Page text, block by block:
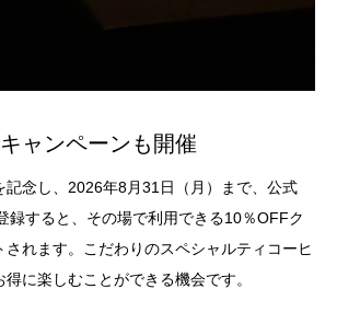
ャンペーンも開催
記念し、2026年8月31日（月）まで、公式
録すると、その場で利用できる10％OFFク
されます。こだわりのスペシャルティコーヒ
に楽しむことができる機会です。